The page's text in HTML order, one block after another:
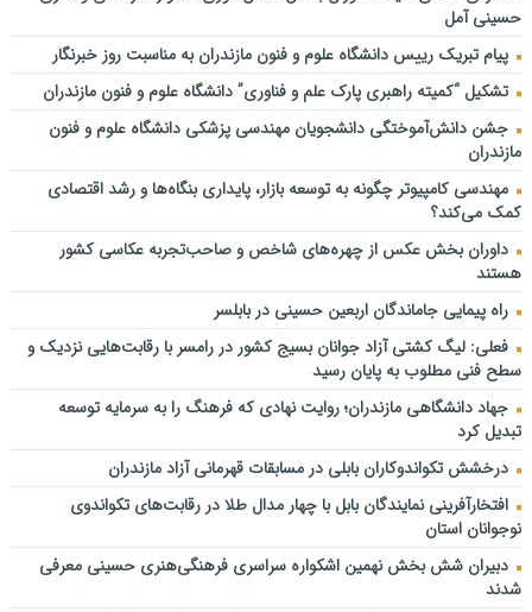
و عزت یک ملت هستند
تولید ۱۵ هزار تن کلزا در مازندران
ترافیک روان در محورهای مواصلاتی مازندران
خبر مهم برای مشمولان کالابرگ / سرپرستان این دهک‌ها حسابشان را
چک کنند
مردم از شهردار شجاع ساری مطالبه ای خاص دارند؛ مسیر مبهمِ پرونده
های معارضین اراضی شهرداری؛ آب رفته کی به جوی برمی گردد؟!
حسینی آمل
پیام تبریک رییس دانشگاه علوم و فنون مازندران به مناسبت روز خبرنگار
تشکیل “کمیته راهبری پارک علم و فناوری” دانشگاه علوم و فنون مازندران
جشن دانش‌آموختگی دانشجویان مهندسی پزشکی دانشگاه علوم و فنون
مازندران
مهندسی کامپیوتر چگونه به توسعه بازار، پایداری بنگاه‌ها و رشد اقتصادی
کمک می‌کند؟
داوران بخش عکس از چهره‌های شاخص و صاحب‌تجربه عکاسی کشور
هستند
راه پیمایی جاماندگان اربعین حسینی در بابلسر
فعلی: لیگ کشتی آزاد جوانان بسیج کشور در رامسر با رقابت‌هایی نزدیک و
سطح فنی مطلوب به پایان رسید
جهاد دانشگاهی مازندران؛ روایت نهادی که فرهنگ را به سرمایه توسعه
تبدیل کرد
درخشش تکواندوکاران بابلی در مسابقات قهرمانی آزاد مازندران
افتخارآفرینی نمایندگان بابل با چهار مدال طلا در رقابت‌های تکواندوی
نوجوانان استان
دبیران شش بخش نهمین اشکواره سراسری فرهنگی‌هنری حسینی معرفی
شدند